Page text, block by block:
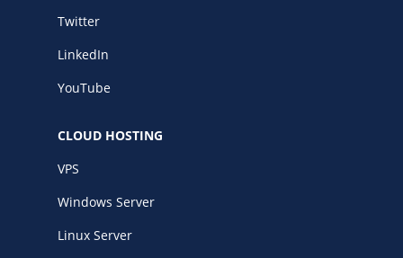
Twitter
LinkedIn
YouTube
CLOUD HOSTING
VPS
Windows Server
Linux Server